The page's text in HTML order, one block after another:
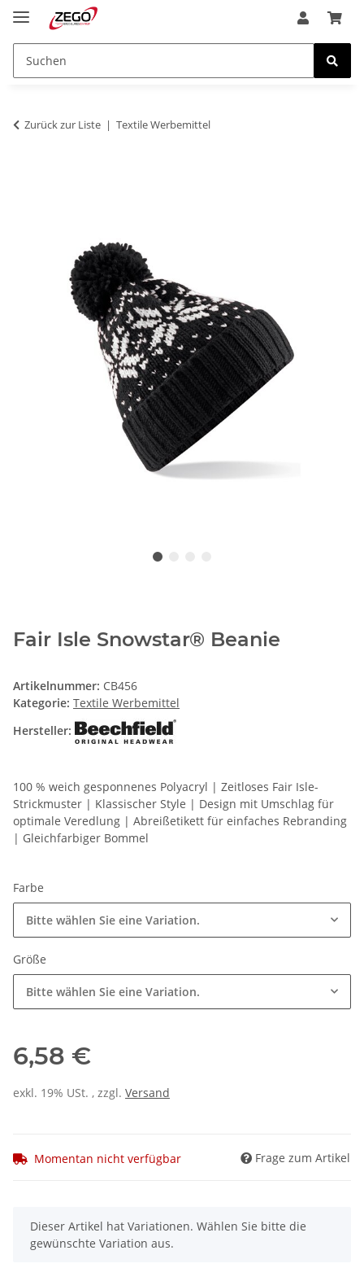
Zurück zur Liste Textile Werbemittel
Fair Isle Snowstar® Beanie
Artikelnummer: CB456
Kategorie: Textile Werbemittel
Hersteller:
100 % weich gesponnenes Polyacryl | Zeitloses Fair Isle-
Strickmuster | Klassischer Style | Design mit Umschlag für
optimale Veredlung | Abreißetikett für einfaches Rebranding
| Gleichfarbiger Bommel
Farbe
Bitte wählen Sie eine Variation.
Größe
Bitte wählen Sie eine Variation.
6,58 €
exkl. 19% USt. , zzgl. Versand
Momentan nicht verfügbar Frage zum Artikel
x
Dieser Artikel hat Variationen. Wählen Sie bitte die
gewünschte Variation aus.